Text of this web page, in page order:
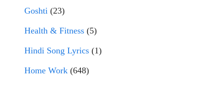
Goshti (23)
Health & Fitness (5)
Hindi Song Lyrics (1)
Home Work (648)